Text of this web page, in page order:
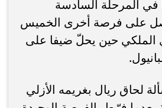
في المرحلة السادسة
على فرصة أخرى الخميس
الملكي حين يحلّ ضيفا على
لحاق ريال بغريمه الأزلي